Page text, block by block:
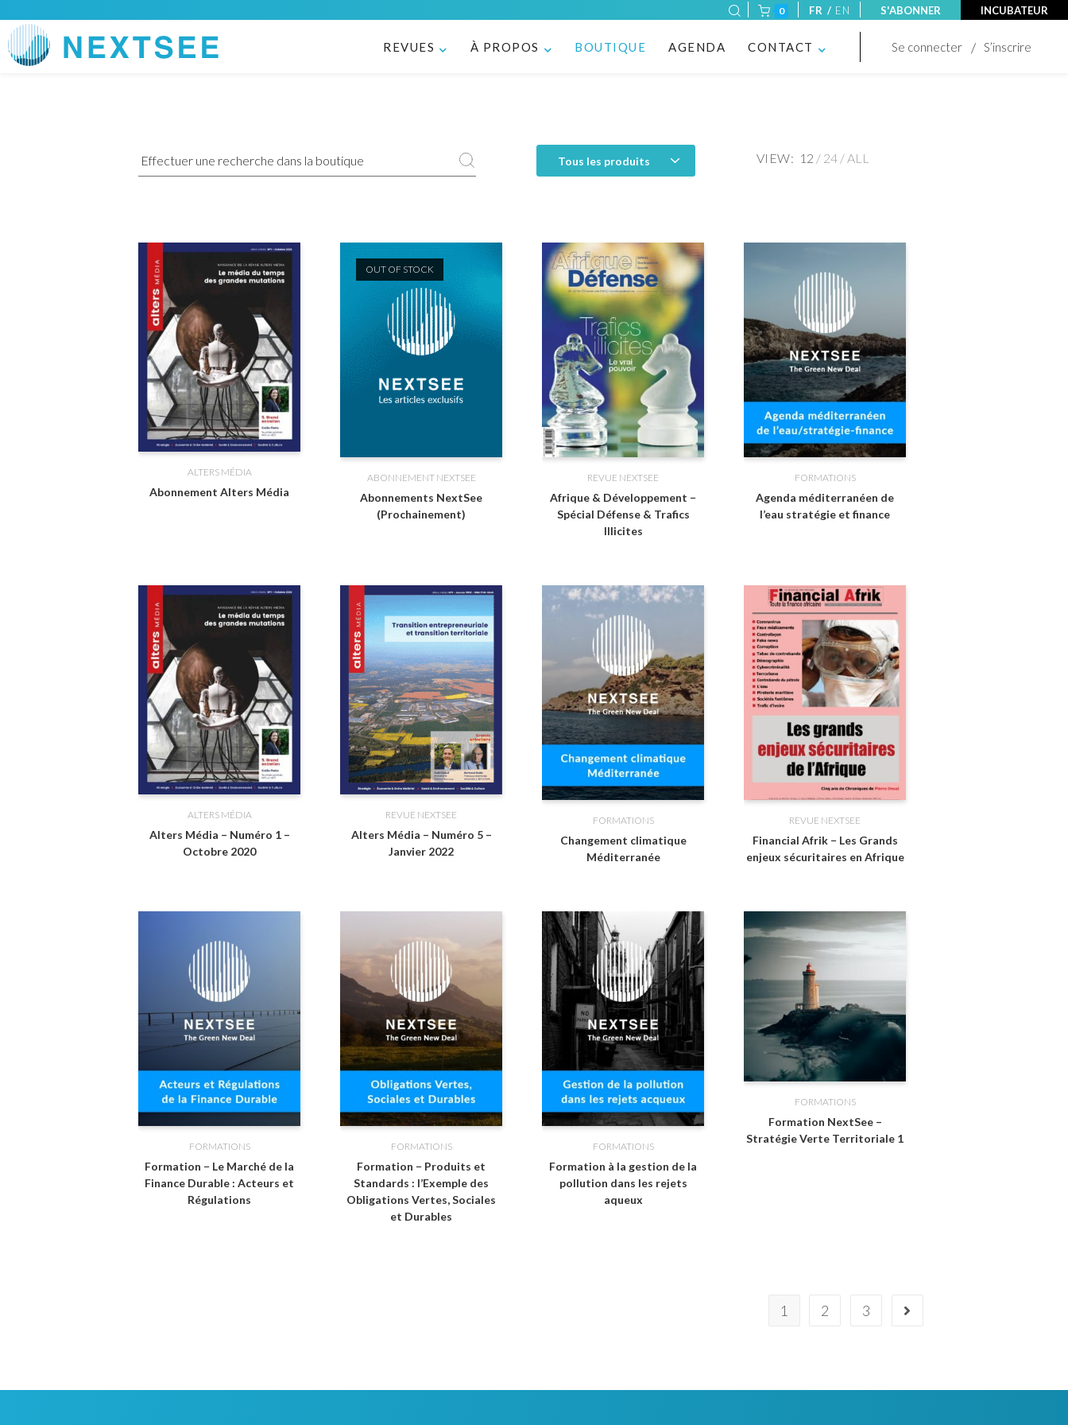
0 FR / EN S'ABONNER INCUBATEUR
REVUES À PROPOS BOUTIQUE AGENDA CONTACT Se connecter S’inscrire
VIEW: 12 24 ALL
ALTERS MÉDIA
Abonnement Alters Média
OUT OF STOCK
ABONNEMENT NEXTSEE
Abonnements NextSee
(Prochainement)
REVUE NEXTSEE
Afrique & Développement −
Spécial Défense & Trafics
Illicites
FORMATIONS
Agenda méditerranéen de
l’eau stratégie et finance
ALTERS MÉDIA
Alters Média – Numéro 1 –
Octobre 2020
REVUE NEXTSEE
Alters Média – Numéro 5 –
Janvier 2022
FORMATIONS
Changement climatique
Méditerranée
REVUE NEXTSEE
Financial Afrik − Les Grands
enjeux sécuritaires en Afrique
FORMATIONS
Formation − Le Marché de la
Finance Durable : Acteurs et
Régulations
FORMATIONS
Formation − Produits et
Standards : l’Exemple des
Obligations Vertes, Sociales
et Durables
FORMATIONS
Formation à la gestion de la
pollution dans les rejets
aqueux
FORMATIONS
Formation NextSee –
Stratégie Verte Territoriale 1
1 2 3